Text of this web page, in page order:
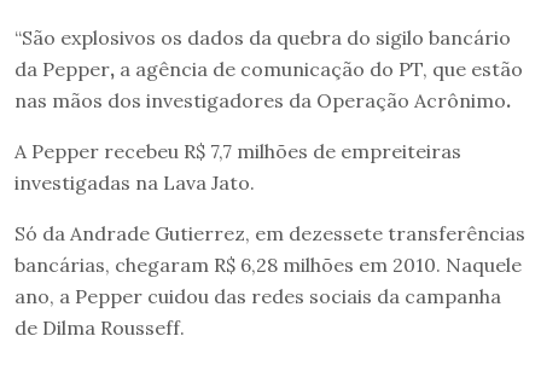
“São explosivos os dados da quebra do sigilo bancário
da Pepper, a agência de comunicação do PT, que estão
nas mãos dos investigadores da Operação Acrônimo.
A Pepper recebeu R$ 7,7 milhões de empreiteiras
investigadas na Lava Jato.
Só da Andrade Gutierrez, em dezessete transferências
bancárias, chegaram R$ 6,28 milhões em 2010. Naquele
ano, a Pepper cuidou das redes sociais da campanha
de Dilma Rousseff.